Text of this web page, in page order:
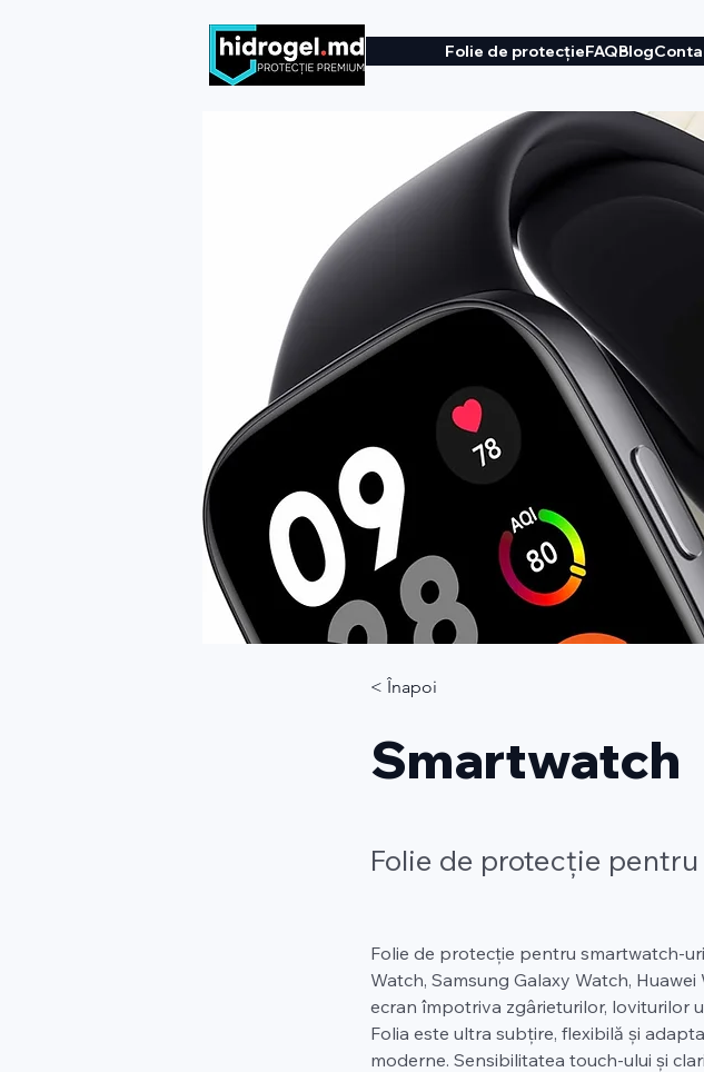
Folie de protecțieFAQBlog
< Înapoi
Smartwatch
Folie de protecție
Folie de protecție pentru smartwatch-
Watch, Samsung Galaxy Watch,
ecran împotriva zgârieturilor, loviturilor
Folia este ultra subțire, flexibilă și
moderne. Sensibilitatea touch-ului și